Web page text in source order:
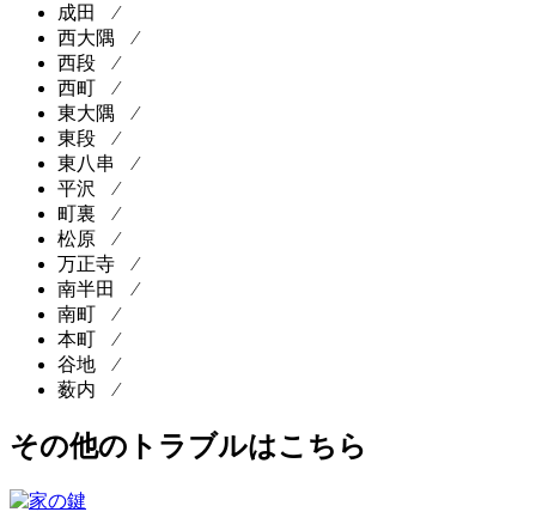
成田 ⁄
西大隅 ⁄
西段 ⁄
西町 ⁄
東大隅 ⁄
東段 ⁄
東八串 ⁄
平沢 ⁄
町裏 ⁄
松原 ⁄
万正寺 ⁄
南半田 ⁄
南町 ⁄
本町 ⁄
谷地 ⁄
薮内 ⁄
その他のトラブルはこちら